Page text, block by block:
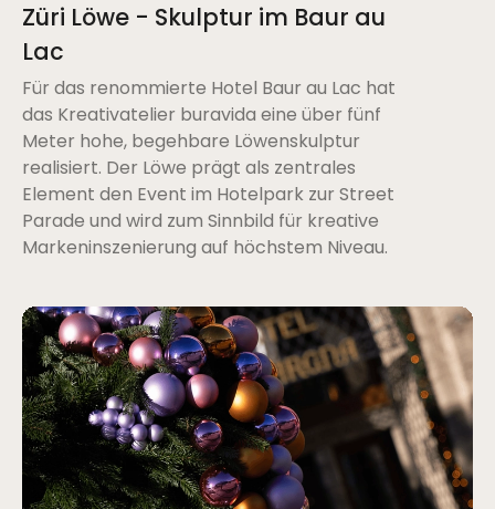
Züri Löwe - Skulptur im Baur au
Lac
Für das renommierte Hotel Baur au Lac hat
das Kreativatelier buravida eine über fünf
Meter hohe, begehbare Löwenskulptur
realisiert. Der Löwe prägt als zentrales
Element den Event im Hotelpark zur Street
Parade und wird zum Sinnbild für kreative
Markeninszenierung auf höchstem Niveau.